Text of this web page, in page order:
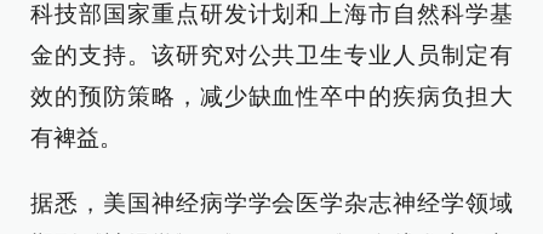
科技部国家重点研发计划和上海市自然科学基
金的支持。该研究对公共卫生专业人员制定有
效的预防策略，减少缺血性卒中的疾病负担大
有裨益。
据悉，美国神经病学学会医学杂志神经学领域